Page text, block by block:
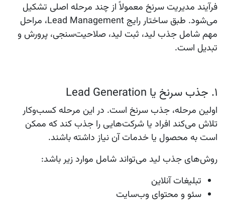
فرآیند مدیریت سرنخ معمولاً از چند مرحله اصلی تشکیل
می‌شود. طبق ساختار رایج Lead Management، مراحل
مهم شامل جذب لید، ثبت لید، صلاحیت‌سنجی، پرورش و
تبدیل است.
۱. جذب سرنخ یا Lead Generation
اولین مرحله، جذب سرنخ است. در این مرحله کسب‌وکار
تلاش می‌کند افراد یا شرکت‌هایی را جذب کند که ممکن
است به محصول یا خدمات آن نیاز داشته باشند.
روش‌های جذب لید می‌تواند شامل موارد زیر باشد:
تبلیغات آنلاین
سئو و محتوای وب‌سایت